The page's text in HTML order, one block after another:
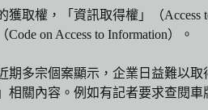
取權，「資訊取得權」（
on Access to Information）。
多宗個案顯示，企業日益難以
相關內容。例如有記者要求查閱